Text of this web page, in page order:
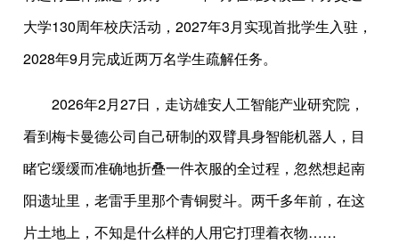
大学130周年校庆活动，2027年3月实现首批学生入驻，
2028年9月完成近两万名学生疏解任务。
2026年2月27日，走访雄安人工智能产业研究院，
看到梅卡曼德公司自己研制的双臂具身智能机器人，目
睹它缓缓而准确地折叠一件衣服的全过程，忽然想起南
阳遗址里，老雷手里那个青铜熨斗。两千多年前，在这
片土地上，不知是什么样的人用它打理着衣物……